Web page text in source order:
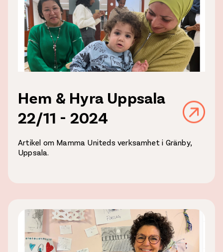
Hem & Hyra Uppsala
22/11 - 2024
Artikel om Mamma Uniteds verksamhet i Gränby,
Uppsala.